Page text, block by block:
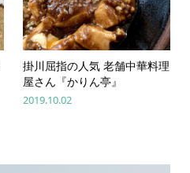
掛川屈指の人気 老舗中華料理
屋さん『かりん亭』
2019.10.02